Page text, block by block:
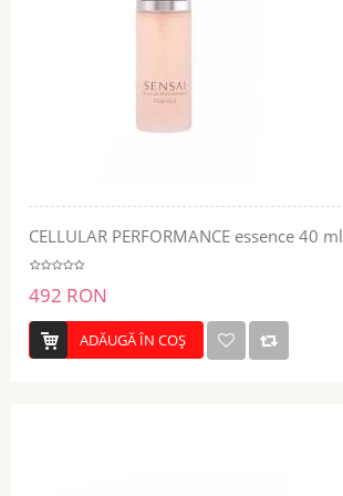
CELLULAR PERFORMANCE essence 40 ml
492 RON
ADĂUGĂ ÎN COŞ